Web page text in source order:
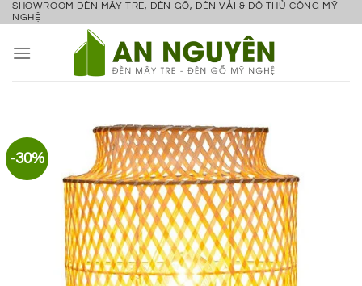
Bỏ
nội
SHOWROOM ĐÈN MÂY TRE, ĐÈN GỖ, ĐÈN VẢI & ĐỒ THỦ CÔNG MỸ
NGHỆ
-30%